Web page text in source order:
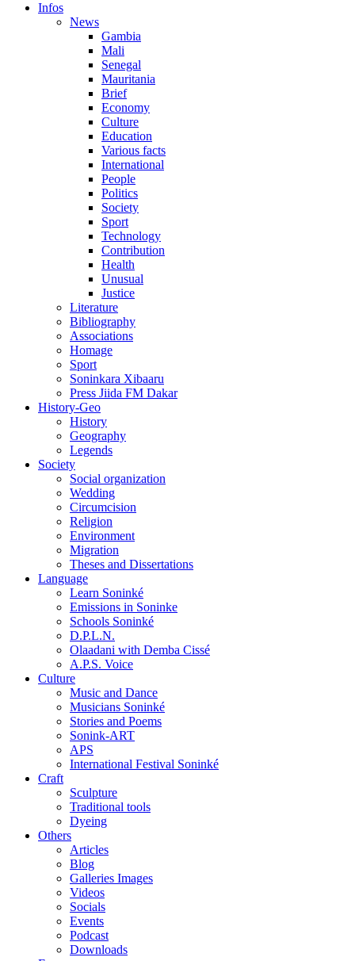
Infos
News
Gambia
Mali
Senegal
Mauritania
Brief
Economy
Culture
Education
Various facts
International
People
Politics
Society
Sport
Technology
Contribution
Health
Unusual
Justice
Literature
Bibliography
Associations
Homage
Sport
Soninkara Xibaaru
Press Jiida FM Dakar
History-Geo
History
Geography
Legends
Society
Social organization
Wedding
Circumcision
Religion
Environment
Migration
Theses and Dissertations
Language
Learn Soninké
Emissions in Soninke
Schools Soninké
D.P.L.N.
Olaadani with Demba Cissé
A.P.S. Voice
Culture
Music and Dance
Musicians Soninké
Stories and Poems
Sonink-ART
APS
International Festival Soninké
Craft
Sculpture
Traditional tools
Dyeing
Others
Articles
Blog
Galleries Images
Videos
Socials
Events
Podcast
Downloads